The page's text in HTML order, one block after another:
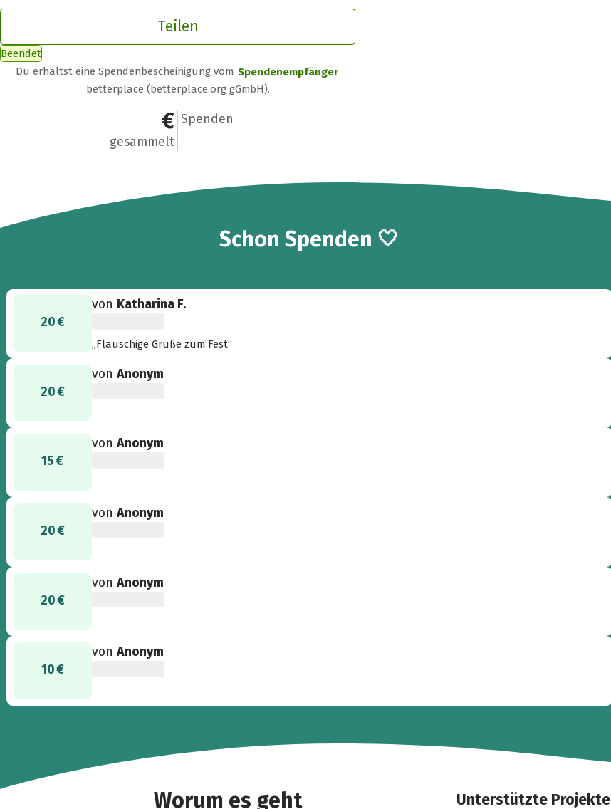
Teilen
Beendet
Du erhältst eine Spendenbescheinigung vom Spendenempfänger
betterplace (betterplace.org gGmbH).
35.735,84 €
gesammelt
929
Spenden
Schon929
Spenden 🤍
20 €
von Katharina F.
„Flauschige Grüße zum Fest“
20 €
vonAnonym
15 €
vonAnonym
20 €
vonAnonym
20 €
vonAnonym
10 €
vonAnonym
Worum es geht Unterstützte Projekte